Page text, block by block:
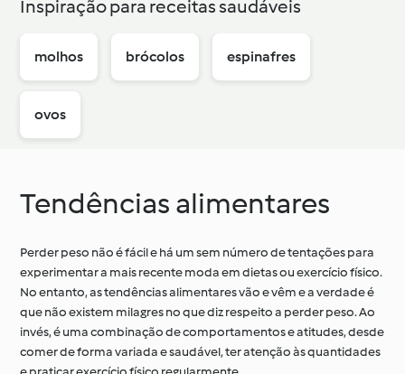
Inspiração para receitas saudáveis
molhos brócolos espinafres
ovos
Tendências alimentares
Perder peso não é fácil e há um sem número de tentações para
experimentar a mais recente moda em dietas ou exercício físico.
No entanto, as tendências alimentares vão e vêm e a verdade é
que não existem milagres no que diz respeito a perder peso. Ao
invés, é uma combinação de comportamentos e atitudes, desde
comer de forma variada e saudável, ter atenção às quantidades